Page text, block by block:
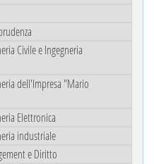
Civile e Ingegneria
dell'Impresa "Mario
Elettronica
industriale
e Diritto